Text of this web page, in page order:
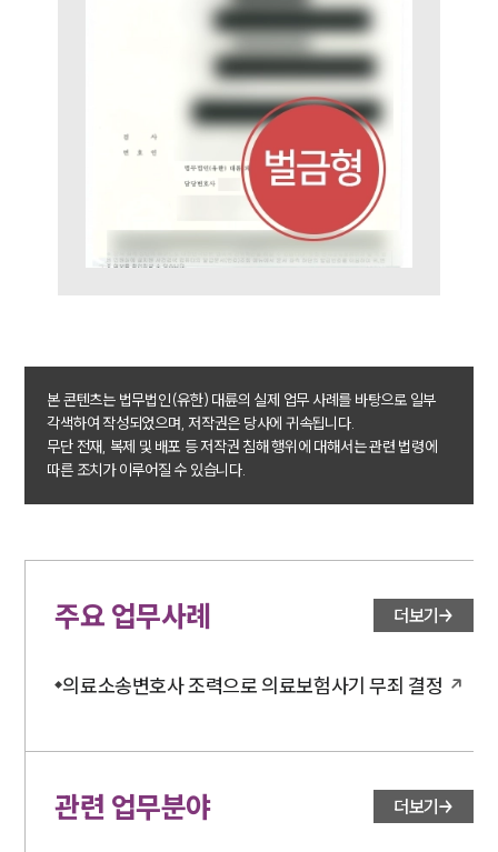
그룹소개
그룹소개
대륜의 강점
기업 의뢰인
오시는 길
글로벌 파트너 로펌
고객의 소리
통합검색
법률정보
법률지식인
고객후기
의료·바이오·헬스케어그룹 업무
본 콘텐츠는 법무법인(유한) 대륜의 실제 업무 사례를 바탕으로 일부
각색하여 작성되었으며, 저작권은 당사에 귀속됩니다.
무단 전재, 복제 및 배포 등 저작권 침해 행위에 대해서는 관련 법령에
따른 조치가 이루어질 수 있습니다.
주요 업무사례 더보기
의료소송변호사 조력으로 의료보험사기 무죄 결정
관련 업무분야 더보기